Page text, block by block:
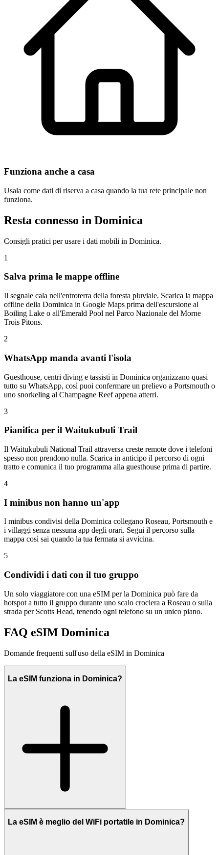
Funziona anche a casa
Usala come dati di riserva a casa quando la tua rete principale non
funziona.
Resta connesso in Dominica
Consigli pratici per usare i dati mobili in Dominica.
1
Salva prima le mappe offline
Il segnale cala nell'entroterra della foresta pluviale. Scarica la mappa
offline della Dominica in Google Maps prima dell'escursione al
Boiling Lake o all'Emerald Pool nel Parco Nazionale del Morne
Trois Pitons.
2
WhatsApp manda avanti l'isola
Guesthouse, centri diving e tassisti in Dominica organizzano quasi
tutto su WhatsApp, così puoi confermare un prelievo a Portsmouth o
uno snorkeling al Champagne Reef appena atterri.
3
Pianifica per il Waitukubuli Trail
Il Waitukubuli National Trail attraversa creste remote dove i telefoni
spesso non prendono nulla. Scarica in anticipo il percorso di ogni
tratto e comunica il tuo programma alla guesthouse prima di partire.
4
I minibus non hanno un'app
I minibus condivisi della Dominica collegano Roseau, Portsmouth e
i villaggi senza nessuna app degli orari. Segui il percorso sulla
mappa così sai quando la tua fermata si avvicina.
5
Condividi i dati con il tuo gruppo
Un solo viaggiatore con una eSIM per la Dominica può fare da
hotspot a tutto il gruppo durante uno scalo crociera a Roseau o sulla
strada per Scotts Head, tenendo ogni telefono su un unico piano.
FAQ eSIM Dominica
Domande frequenti sull'uso della eSIM in Dominica
La eSIM funziona in Dominica?
La eSIM è meglio del WiFi portatile in Dominica?